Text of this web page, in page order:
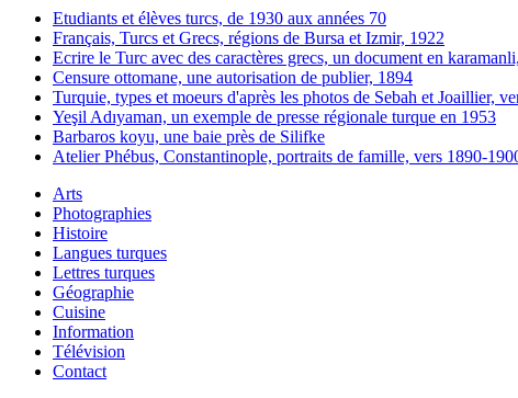
Etudiants et élèves turcs, de 1930 aux années 70
Français, Turcs et Grecs, régions de Bursa et Izmir, 1922
Ecrire le Turc avec des caractères grecs, un document en
Censure ottomane, une autorisation de publier, 1894
Turquie, types et moeurs d'après les photos de Sebah et Joaillier,
Yeşil Adıyaman, un exemple de presse régionale turque en 1953
Barbaros koyu, une baie près de Silifke
Atelier Phébus, Constantinople, portraits de famille, vers 1890-
Arts
Photographies
Histoire
Langues turques
Lettres turques
Géographie
Cuisine
Information
Télévision
Contact